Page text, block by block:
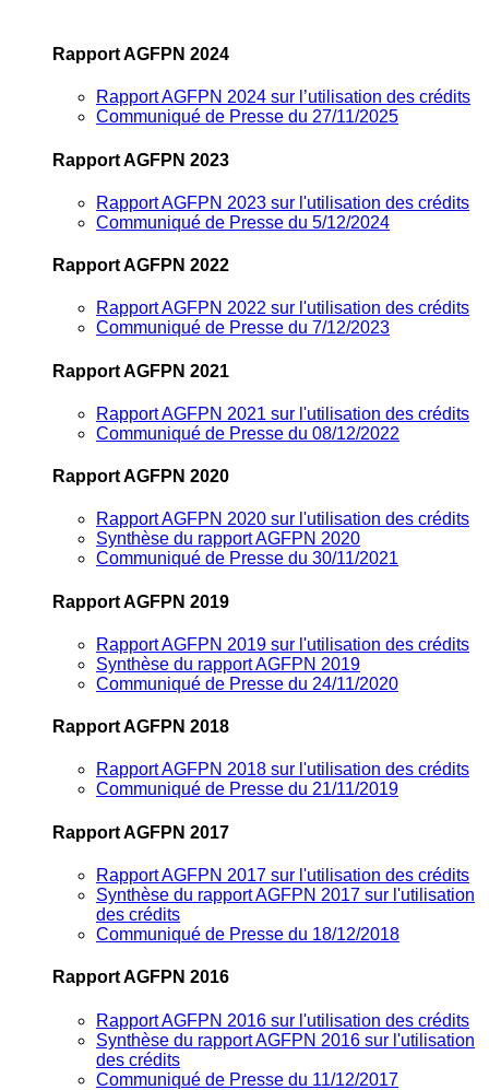
Rapport AGFPN 2024
Rapport AGFPN 2024 sur l’utilisation des crédits
Communiqué de Presse du 27/11/2025
Rapport AGFPN 2023
Rapport AGFPN 2023 sur l'utilisation des crédits
Communiqué de Presse du 5/12/2024
Rapport AGFPN 2022
Rapport AGFPN 2022 sur l'utilisation des crédits
Communiqué de Presse du 7/12/2023
Rapport AGFPN 2021
Rapport AGFPN 2021 sur l'utilisation des crédits
Communiqué de Presse du 08/12/2022
Rapport AGFPN 2020
Rapport AGFPN 2020 sur l'utilisation des crédits
Synthèse du rapport AGFPN 2020
Communiqué de Presse du 30/11/2021
Rapport AGFPN 2019
Rapport AGFPN 2019 sur l'utilisation des crédits
Synthèse du rapport AGFPN 2019
Communiqué de Presse du 24/11/2020
Rapport AGFPN 2018
Rapport AGFPN 2018 sur l'utilisation des crédits
Communiqué de Presse du 21/11/2019
Rapport AGFPN 2017
Rapport AGFPN 2017 sur l'utilisation des crédits
Synthèse du rapport AGFPN 2017 sur l'utilisation
des crédits
Communiqué de Presse du 18/12/2018
Rapport AGFPN 2016
Rapport AGFPN 2016 sur l'utilisation des crédits
Synthèse du rapport AGFPN 2016 sur l'utilisation
des crédits
Communiqué de Presse du 11/12/2017